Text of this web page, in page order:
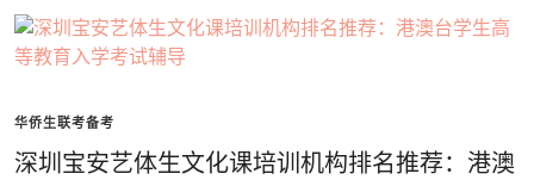
华侨生联考备考
深圳宝安艺体生文化课培训机构排名推荐：港澳